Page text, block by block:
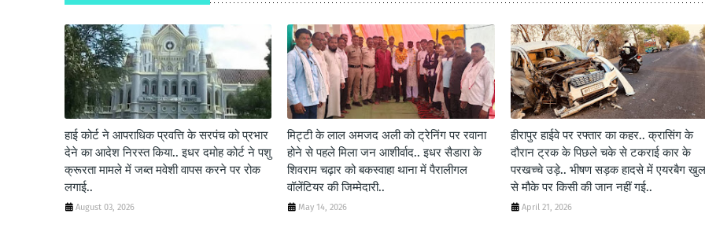
हाई कोर्ट ने आपराधिक प्रवत्ति के सरपंच को प्रभार
देने का आदेश निरस्त किया.. इधर दमोह कोर्ट ने पशु
क्रूरता मामले में जब्त मवेशी वापस करने पर रोक
लगाई..
August 03, 2026
मिट्टी के लाल अमजद अली को ट्रेनिंग पर रवाना
होने से पहले मिला जन आशीर्वाद.. इधर सैडारा के
शिवराम चढ़ार को बकस्वाहा थाना में पैरालीगल
वॉलेंटियर की जिम्मेदारी..
May 14, 2026
हीरापुर हाईवे पर रफ्तार का कहर.. क्रासिंग के
दौरान ट्रक के पिछले चके से टकराई कार के
परखच्चे उड़े.. भीषण सड़क हादसे में एयरबैग
से मौके पर किसी की जान नहीं गई..
April 21, 2026